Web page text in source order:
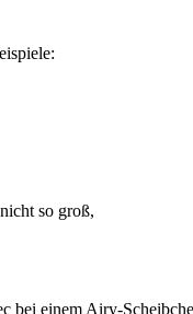
so groß,
bei einem Airy-